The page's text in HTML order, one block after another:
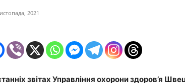
2021
звітах Управління охорони здоров’я